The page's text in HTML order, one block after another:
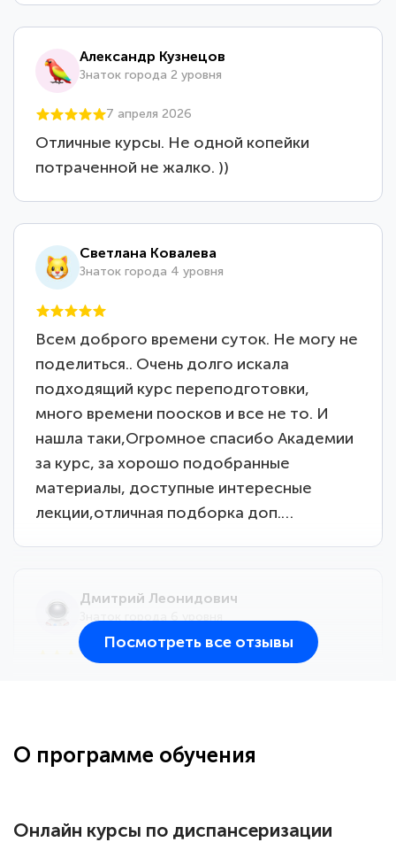
Александр Кузнецов
Знаток города 2 уровня
7 апреля 2026
Отличные курсы. Не одной копейки
потраченной не жалко. ))
Светлана Ковалева
Знаток города 4 уровня
Всем доброго времени суток. Не могу не
поделиться.. Очень долго искала
подходящий курс переподготовки,
много времени поосков и все не то. И
нашла таки,Огромное спасибо Академии
за курс, за хорошо подобранные
материалы, доступные интересные
лекции,отличная подборка доп.…
Дмитрий Леонидович
большое количество методических
Посмотреть все отзывы
О программе обучения
Онлайн курсы по диспансеризации